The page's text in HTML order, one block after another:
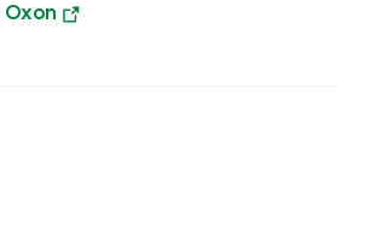
Bioestimulantes
Oxon